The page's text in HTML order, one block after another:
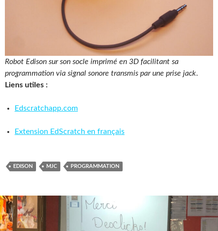
Robot Edison sur son socle imprimé en 3D facilitant sa
programmation via signal sonore transmis par une prise jack.
Liens utiles :
Edscratchapp.com
Extension EdScratch en français
EDISON MJC PROGRAMMATION